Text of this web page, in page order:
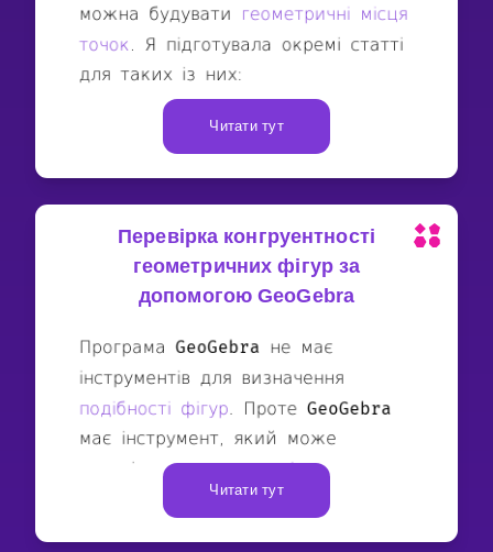
Читати тут
Перевірка конгруентності
геометричних фігур за
допомогою GeoGebra
Читати тут